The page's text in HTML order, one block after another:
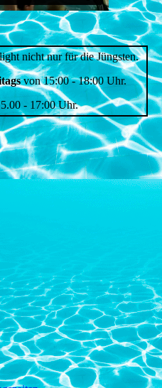
nicht nur für die Jüngsten.
von 15:00 - 18:00 Uhr.
- 17:00 Uhr.